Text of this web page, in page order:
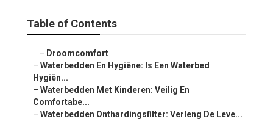
Table of Contents
– Droomcomfort
– Waterbedden En Hygiëne: Is Een Waterbed
Hygiën...
– Waterbedden Met Kinderen: Veilig En
Comfortabe...
– Waterbedden Onthardingsfilter: Verleng De Leve...